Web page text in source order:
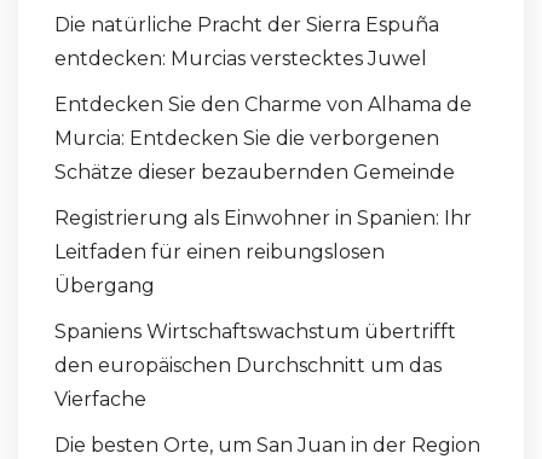
Die natürliche Pracht der Sierra Espuña
entdecken: Murcias verstecktes Juwel
Entdecken Sie den Charme von Alhama de
Murcia: Entdecken Sie die verborgenen
Schätze dieser bezaubernden Gemeinde
Registrierung als Einwohner in Spanien: Ihr
Leitfaden für einen reibungslosen
Übergang
Spaniens Wirtschaftswachstum übertrifft
den europäischen Durchschnitt um das
Vierfache
Die besten Orte, um San Juan in der Region